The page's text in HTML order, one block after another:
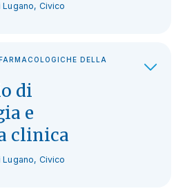
Civico
DELLA
di
e
clinica
Civico